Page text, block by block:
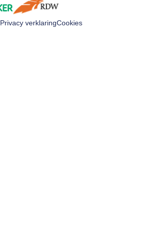
Privacy verklaringCookies